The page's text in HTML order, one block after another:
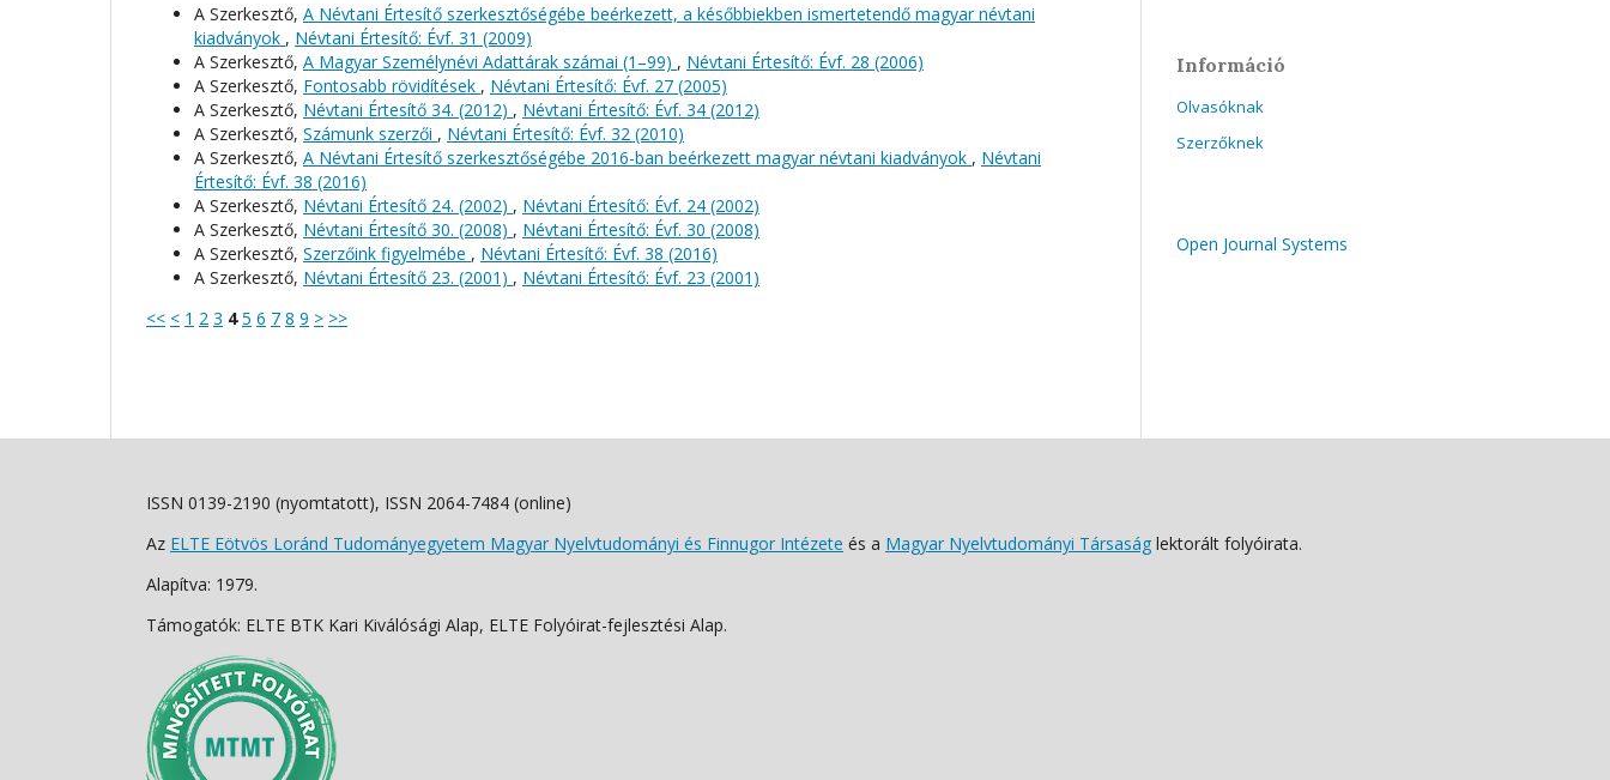
A Szerkesztő, A Névtani Értesítő szerkesztőségébe beérkezett, a későbbiekben ismertetendő magyar névtani
kiadványok , Névtani Értesítő: Évf. 31 (2009)
A Szerkesztő, A Magyar Személynévi Adattárak számai (1–99) , Névtani Értesítő: Évf. 28 (2006)
A Szerkesztő, Fontosabb rövidítések , Névtani Értesítő: Évf. 27 (2005)
A Szerkesztő, Névtani Értesítő 34. (2012) , Névtani Értesítő: Évf. 34 (2012)
A Szerkesztő, Számunk szerzői , Névtani Értesítő: Évf. 32 (2010)
A Szerkesztő, A Névtani Értesítő szerkesztőségébe 2016-ban beérkezett magyar névtani kiadványok , Névtani
Értesítő: Évf. 38 (2016)
A Szerkesztő, Névtani Értesítő 24. (2002) , Névtani Értesítő: Évf. 24 (2002)
A Szerkesztő, Névtani Értesítő 30. (2008) , Névtani Értesítő: Évf. 30 (2008)
A Szerkesztő, Szerzőink figyelmébe , Névtani Értesítő: Évf. 38 (2016)
A Szerkesztő, Névtani Értesítő 23. (2001) , Névtani Értesítő: Évf. 23 (2001)
<< < 1 2 3 4 5 6 7 8 9 > >>
Információ
Olvasóknak
Szerzőknek
Open Journal Systems
ISSN 0139-2190 (nyomtatott), ISSN 2064-7484 (online)
Az ELTE Eötvös Loránd Tudományegyetem Magyar Nyelvtudományi és Finnugor Intézete és a Magyar Nyelvtudományi Társaság lektorált folyóirata.
Alapítva: 1979.
Támogatók: ELTE BTK Kari Kiválósági Alap, ELTE Folyóirat-fejlesztési Alap.